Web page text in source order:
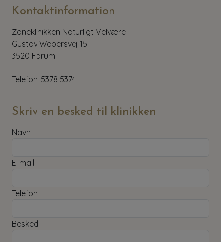
Kontaktinformation
Zoneklinikken Naturligt Velvære
Gustav Webersvej 15
3520 Farum
Telefon: 5378 5374
Skriv en besked til klinikken
Navn
E-mail
Telefon
Besked